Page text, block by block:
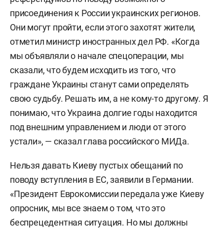
присоединения к России украинских регионов.
Они могут пройти, если этого захотят жители,
отметил министр иностранных дел РФ. «Когда
мы объявляли о начале спецоперации, мы
сказали, что будем исходить из того, что
граждане Украины станут сами определять
свою судьбу. Решать им, а не кому-то другому. Я
понимаю, что Украина долгие годы находится
под внешним управлением и люди от этого
устали», — сказал глава российского МИДа.
Нельзя давать Киеву пустых обещаний по
поводу вступления в ЕС, заявили в Германии.
«Президент Еврокомиссии передала уже Киеву
опросник, мы все знаем о том, что это
беспрецедентная ситуация. Но мы должны